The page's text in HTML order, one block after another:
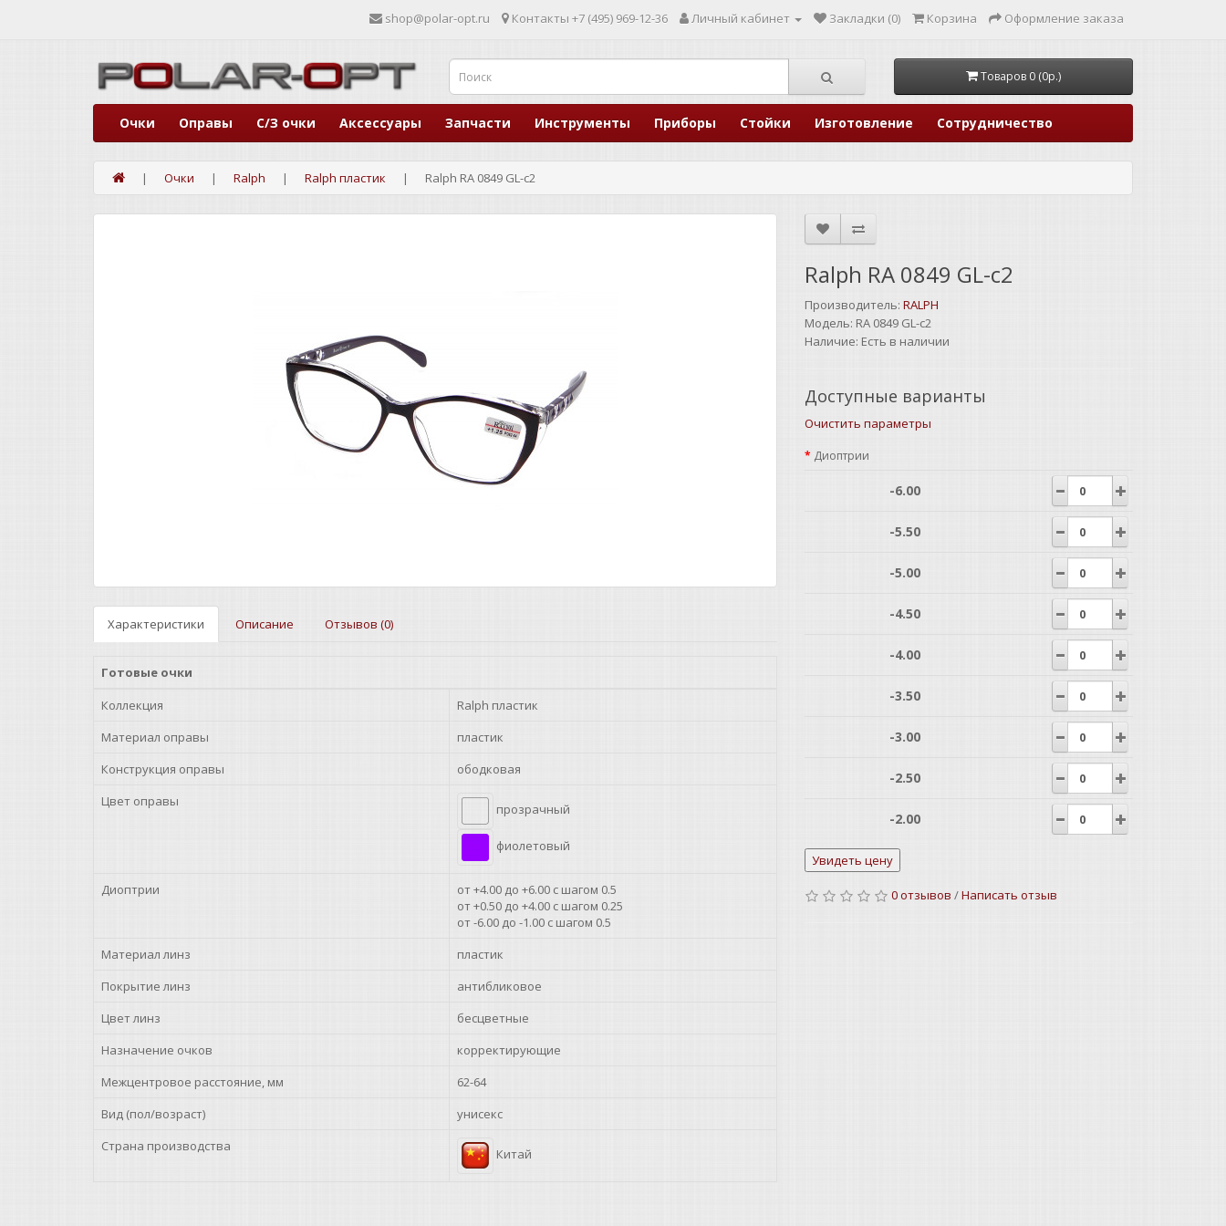
shop@polar-opt.ru Контакты +7 (495) 969-12-36 Личный кабинет Закладки (0) Корзина Оформление заказа
Товаров 0 (0р.)
Очки Оправы С/З очки Аксессуары Запчасти Инструменты Приборы Стойки Изготовление Сотрудничество
Очки Ralph Ralph пластик Ralph RA 0849 GL-c2
Характеристики Описание Отзывов (0)
Готовые очки
Коллекция
Ralph пластик
Материал оправы
пластик
Конструкция оправы
ободковая
Цвет оправы
прозрачный
фиолетовый
Диоптрии
от +4.00 до +6.00 с шагом 0.5
от +0.50 до +4.00 с шагом 0.25
от -6.00 до -1.00 с шагом 0.5
Материал линз
пластик
Покрытие линз
антибликовое
Цвет линз
бесцветные
Назначение очков
корректирующие
Межцентровое расстояние, мм
62-64
Вид (пол/возраст)
унисекс
Страна производства
Китай
Ralph RA 0849 GL-c2
Производитель: RALPH
Модель: RA 0849 GL-c2
Наличие: Есть в наличии
Доступные варианты
Очистить параметры
Диоптрии
-6.00
-5.50
-5.00
-4.50
-4.00
-3.50
-3.00
-2.50
-2.00
-1.50
-1.00
0 отзывов /Написать отзыв